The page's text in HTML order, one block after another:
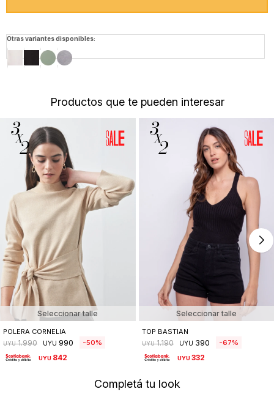
Otras variantes disponibles:
Productos que te pueden interesar
Seleccionar talle
POLERA CORNELIA
UYU 1.990 UYU 990 50
UYU 842
Seleccionar talle
TOP BASTIAN
UYU 1.190 UYU 390 67
UYU 332
Completá tu look